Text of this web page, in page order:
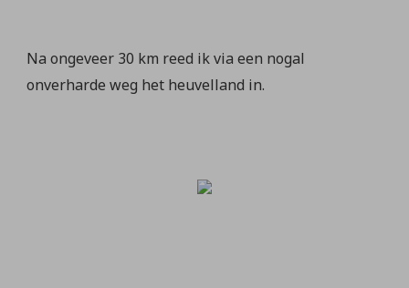
Na ongeveer 30 km reed ik via een nogal
onverharde weg het heuvelland in.